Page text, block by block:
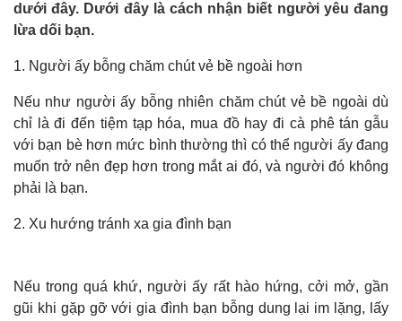
dưới đây. Dưới đây là cách nhận biết người yêu đang
lừa dối bạn.
1. Người ấy bỗng chăm chút vẻ bề ngoài hơn
Nếu như người ấy bỗng nhiên chăm chút vẻ bề ngoài dù
chỉ là đi đến tiệm tạp hóa, mua đồ hay đi cà phê tán gẫu
với bạn bè hơn mức bình thường thì có thể người ấy đang
muốn trở nên đẹp hơn trong mắt ai đó, và người đó không
phải là bạn.
2. Xu hướng tránh xa gia đình bạn
Nếu trong quá khứ, người ấy rất hào hứng, cởi mở, gần
gũi khi gặp gỡ với gia đình bạn bỗng dung lại im lặng, lấy